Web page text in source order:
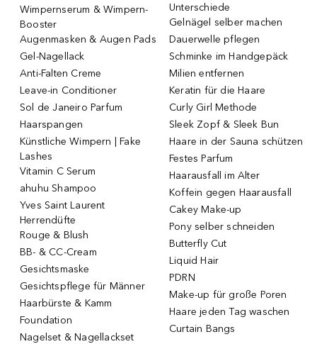
Wimpernserum & Wimpern-
Booster
Augenmasken & Augen Pads
Gel-Nagellack
Anti-Falten Creme
Leave-in Conditioner
Sol de Janeiro Parfum
Haarspangen
Künstliche Wimpern | Fake
Lashes
Vitamin C Serum
ahuhu Shampoo
Yves Saint Laurent
Herrendüfte
Rouge & Blush
BB- & CC-Cream
Gesichtsmaske
Gesichtspflege für Männer
Haarbürste & Kamm
Foundation
Nagelset & Nagellackset
Unterschiede
Gelnägel selber machen
Dauerwelle pflegen
Schminke im Handgepäck
Milien entfernen
Keratin für die Haare
Curly Girl Methode
Sleek Zopf & Sleek Bun
Haare in der Sauna schützen
Festes Parfum
Haarausfall im Alter
Koffein gegen Haarausfall
Cakey Make-up
Pony selber schneiden
Butterfly Cut
Liquid Hair
PDRN
Make-up für große Poren
Haare jeden Tag waschen
Curtain Bangs